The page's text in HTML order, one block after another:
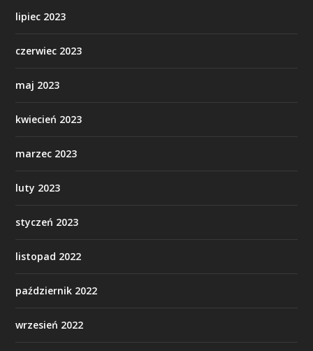
lipiec 2023
czerwiec 2023
maj 2023
kwiecień 2023
marzec 2023
luty 2023
styczeń 2023
listopad 2022
październik 2022
wrzesień 2022